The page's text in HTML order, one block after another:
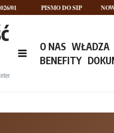
PISMO DO SIP NOWE
O NAS WŁADZA
BENEFITY